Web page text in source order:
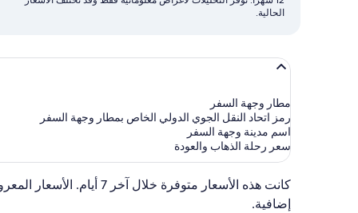
الحالية.
مطار وجهة السفر
رمز اتحاد النقل الجوي الدولي الخاص بمطار وجهة السفر
اسم مدينة وجهة السفر
سعر رحلة الذهاب والعودة
كانت هذه الأسعار
إضافية.